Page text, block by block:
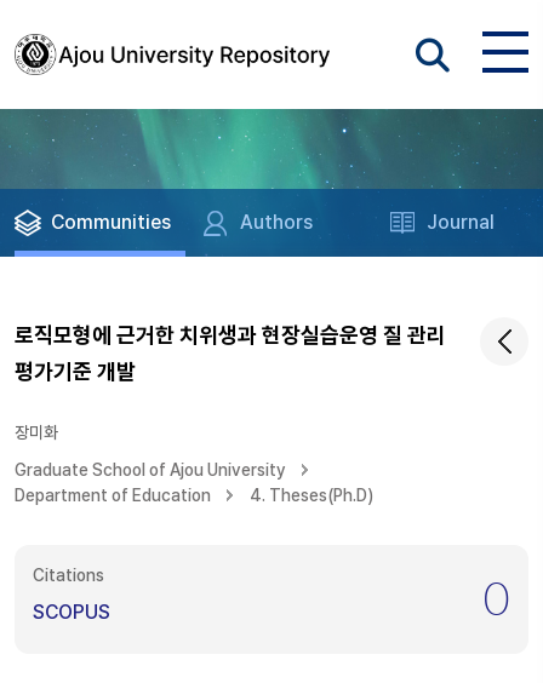
Communities Authors Journal
로직모형에 근거한 치위생과 현장실습운영 질 관리
평가기준 개발
장미화
Graduate School of Ajou University
Department of Education
4. Theses(Ph.D)
Citations
SCOPUS 0